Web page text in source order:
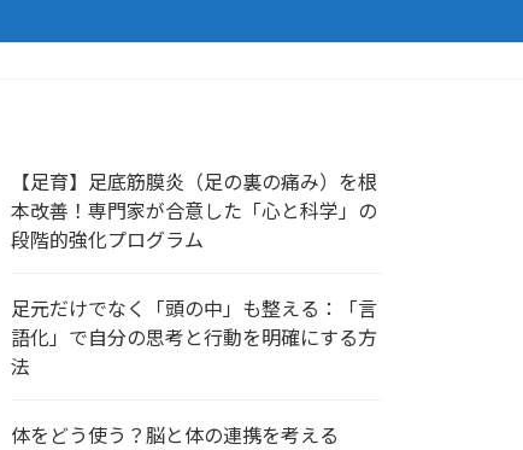
【足育】足底筋膜炎（足の裏の痛み）を根
本改善！専門家が合意した「心と科学」の
段階的強化プログラム
足元だけでなく「頭の中」も整える：「言
語化」で自分の思考と行動を明確にする方
法
体をどう使う？脳と体の連携を考える